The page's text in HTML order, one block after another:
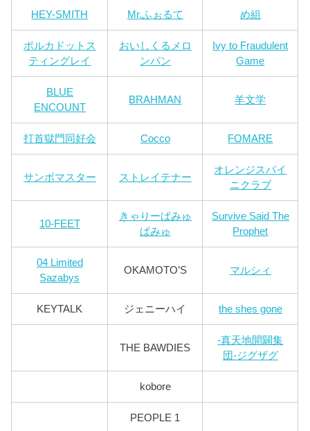
HEY-SMITH Mr.ふぉるて め組
ポルカドットス
ティングレイ
おいしくるメロ
ンパン
Ivy to Fraudulent
Game
BLUE
ENCOUNT
BRAHMAN 羊文学
打首獄門同好会 Cocco FOMARE
サンボマスター ストレイテナー
オレンジスパイ
ニクラブ
10-FEET
きゃりーぱみゅ
ぱみゅ
Survive Said The
Prophet
04 Limited
Sazabys
OKAMOTO’S マルシィ
KEYTALK ジェニーハイ the shes gone
THE BAWDIES
-真天地開闢集
団-ジグザグ
kobore
PEOPLE 1